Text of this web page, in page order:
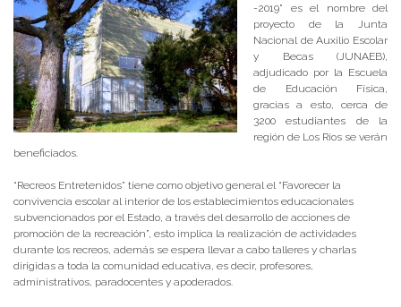
-2019” es el nombre del
proyecto de la Junta
Nacional de Auxilio Escolar
y Becas (JUNAEB),
adjudicado por la Escuela
de Educación Física,
gracias a esto, cerca de
3200 estudiantes de la
región de Los Ríos se verán
beneficiados.
“Recreos Entretenidos” tiene como objetivo general el “Favorecer la
convivencia escolar al interior de los establecimientos educacionales
subvencionados por el Estado, a través del desarrollo de acciones de
promoción de la recreación”, esto implica la realización de actividades
durante los recreos, además se espera llevar a cabo talleres y charlas
dirigidas a toda la comunidad educativa, es decir, profesores,
administrativos, paradocentes y apoderados.